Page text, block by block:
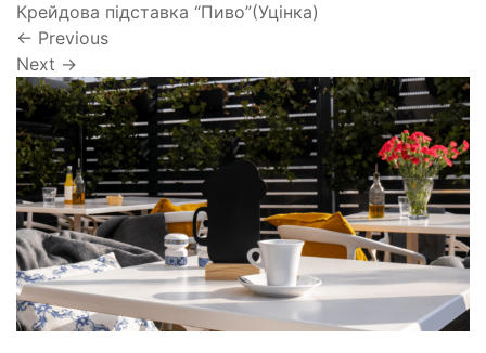
Крейдова підставка “Пиво”(Уцінка)
← Previous
Next →